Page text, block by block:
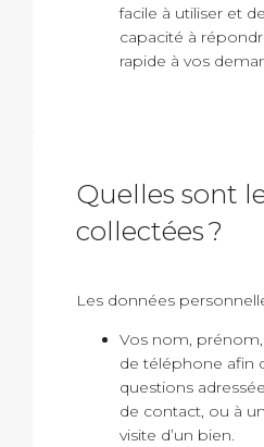
facile à utiliser et
capacité à
rapide à vos
Quelles sont
collectées ?
Les données
Vos nom,
de téléphone afin
questions
de contact, ou à
visite d’un bien.